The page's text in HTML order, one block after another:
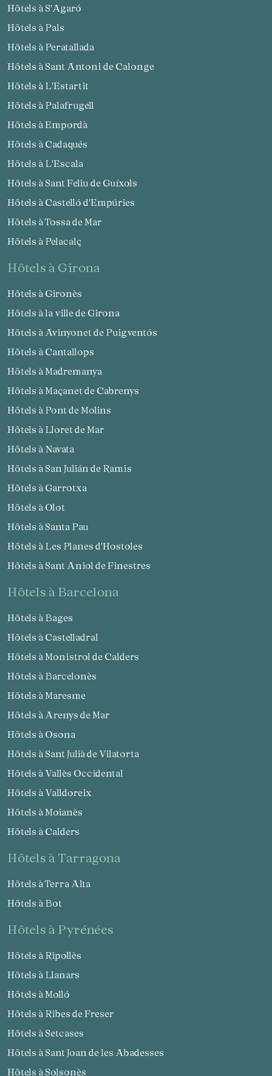
Hôtels à S'Agaró
Hôtels à Pals
Hôtels à Peratallada
Hôtels à Sant Antoni de Calonge
Hôtels à L'Estartit
Hôtels à Palafrugell
Hôtels à Empordà
Hôtels à Cadaqués
Hôtels à L'Escala
Hôtels à Sant Feliu de Guíxols
Hôtels à Castelló d'Empúries
Hôtels à Tossa de Mar
Hôtels à Pelacalç
hôtels à Girona
Hôtels à Gironès
Hôtels à la ville de Girona
Hôtels à Avinyonet de Puigventós
Hôtels à Cantallops
Hôtels à Madremanya
Hôtels à Maçanet de Cabrenys
Hôtels à Pont de Molins
Hôtels à Lloret de Mar
Hôtels à Navata
Hôtels à San Julián de Ramis
Hôtels à Garrotxa
Hôtels à Olot
Hôtels à Santa Pau
Hôtels à Les Planes d'Hostoles
Hôtels à Sant Aniol de Finestres
hôtels à Barcelona
Hôtels à Bages
Hôtels à Castelladral
Hôtels à Monistrol de Calders
Hôtels à Barcelonès
Hôtels à Maresme
Hôtels à Arenys de Mar
Hôtels à Osona
Hôtels à Sant Julià de Vilatorta
Hôtels à Vallès Occidental
Hôtels à Valldoreix
Hôtels à Moianès
Hôtels à Calders
hôtels à Tarragona
Hôtels à Terra Alta
Hôtels à Bot
hôtels à Pyrénées
Hôtels à Ripollès
Hôtels à Llanars
Hôtels à Molló
Hôtels à Ribes de Freser
Hôtels à Setcases
Hôtels à Sant Joan de les Abadesses
Hôtels à Solsonès